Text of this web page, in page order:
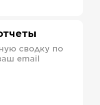
сводку по
email